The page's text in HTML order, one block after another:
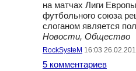
на матчах Лиги
футбольного союза
слоганом является
Новости, Общество
RockSysteM 16:03
5 комментариев